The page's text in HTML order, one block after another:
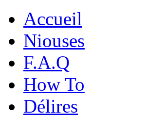
Accueil
Niouses
F.A.Q
How To
Délires